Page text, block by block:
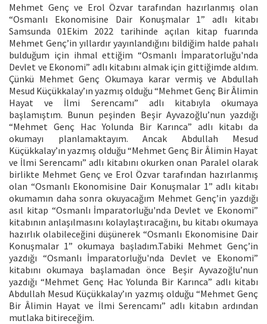
Mehmet Genç ve Erol Özvar tarafından hazırlanmış olan
“Osmanlı Ekonomisine Dair Konuşmalar 1” adlı kitabı
Samsunda 01Ekim 2022 tarihinde açılan kitap fuarında
Mehmet Genç’in yıllardır yayınlandığını bildiğim halde pahalı
bulduğum için ihmal ettiğim “Osmanlı İmparatorluğu'nda
Devlet ve Ekonomi” adlı kitabını almak için gittiğimde aldım.
Çünkü Mehmet Genç Okumaya karar vermiş ve Abdullah
Mesud Küçükkalay’ın yazmış olduğu “Mehmet Genç Bir Âlimin
Hayat ve İlmi Serencamı” adlı kitabıyla okumaya
başlamıştım. Bunun peşinden Beşir Ayvazoğlu’nun yazdığı
“Mehmet Genç Hac Yolunda Bir Karınca” adlı kitabı da
okumayı planlamaktayım. Ancak Abdullah Mesud
Küçükkalay’ın yazmış olduğu “Mehmet Genç Bir Âlimin Hayat
ve İlmi Serencamı” adlı kitabını okurken onan Paralel olarak
birlikte Mehmet Genç ve Erol Özvar tarafından hazırlanmış
olan “Osmanlı Ekonomisine Dair Konuşmalar 1” adlı kitabı
okumamın daha sonra okuyacağım Mehmet Genç’in yazdığı
asıl kitap “Osmanlı İmparatorluğu'nda Devlet ve Ekonomi”
kitabının anlaşılmasını kolaylaştıracağını, bu kitabı okumaya
hazırlık olabileceğini düşünerek “Osmanlı Ekonomisine Dair
Konuşmalar 1” okumaya başladım.Tabiki Mehmet Genç’in
yazdığı “Osmanlı İmparatorluğu'nda Devlet ve Ekonomi”
kitabını okumaya başlamadan önce Beşir Ayvazoğlu’nun
yazdığı “Mehmet Genç Hac Yolunda Bir Karınca” adlı kitabı
Abdullah Mesud Küçükkalay’ın yazmış olduğu “Mehmet Genç
Bir Âlimin Hayat ve İlmi Serencamı” adlı kitabın ardından
mutlaka bitireceğim.